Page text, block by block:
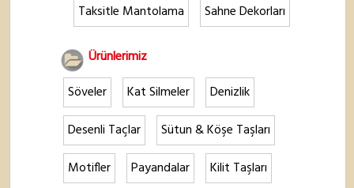
Taksitle Mantolama
Sahne Dekorları
Ürünlerimiz
Söveler
Kat Silmeler
Denizlik
Desenli Taçlar
Sütun & Köşe Taşları
Motifler
Payandalar
Kilit Taşları